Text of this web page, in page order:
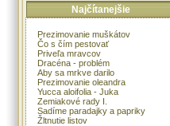
Najčítanejšie
Prezimovanie muškátov
Čo s čím pestovať
Priveľa mravcov
Dracéna - problém
Aby sa mrkve darilo
Prezimovanie oleandra
Yucca aloifolia - Juka
Zemiakové rady I.
Sadíme paradajky a papriky
Žltnutie listov